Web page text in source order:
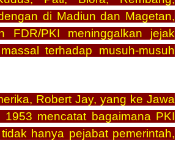
di Madiun dan Magetan,
FDR/PKI meninggalkan jejak
terhadap musuh-musuh
Robert Jay, yang ke Jawa
1953 mencatat bagaimana PKI
hanya pejabat pemerintah,